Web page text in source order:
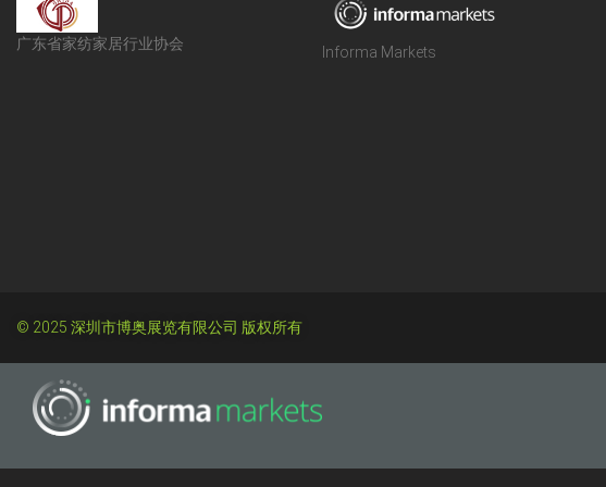
广东省家纺家居行业协会 Informa Markets
© 2025 深圳市博奥展览有限公司 版权所有